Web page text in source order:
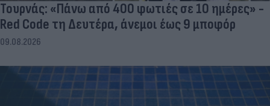
Τουρνάς: «Πάνω από 400 φωτιές σε 10 ημέρες» -
Red Code τη Δευτέρα, άνεμοι έως 9 μποφόρ
09.08.2026